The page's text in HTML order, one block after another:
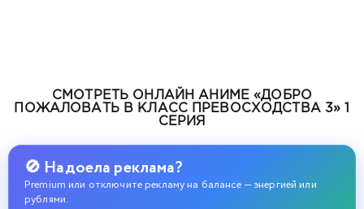
СМОТРЕТЬ ОНЛАЙН АНИМЕ «ДОБРО
ПОЖАЛОВАТЬ В КЛАСС ПРЕВОСХОДСТВА 3» 1
СЕРИЯ
🚫 Надоела реклама?
Premium или отключите рекламу на балансе — энергией или
рублями.